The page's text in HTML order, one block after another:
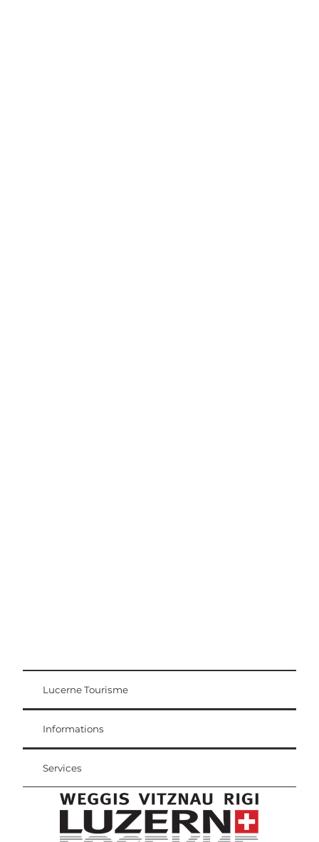
Carte d'hôte
Weggis Vitznau Rigi
Lucerne Tourisme
Informations
Services